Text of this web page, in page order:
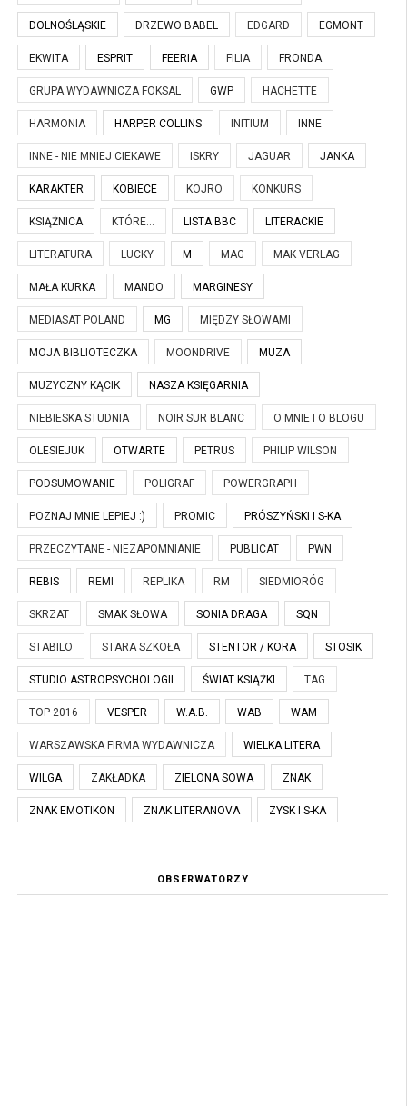
DOLNOŚLĄSKIE DRZEWO BABEL EDGARD EGMONT
EKWITA ESPRIT FEERIA FILIA FRONDA
GRUPA WYDAWNICZA FOKSAL GWP HACHETTE
HARMONIA HARPER COLLINS INITIUM INNE
INNE - NIE MNIEJ CIEKAWE ISKRY JAGUAR JANKA
KARAKTER KOBIECE KOJRO KONKURS
KSIĄŻNICA KTÓRE... LISTA BBC LITERACKIE
LITERATURA LUCKY M MAG MAK VERLAG
MAŁA KURKA MANDO MARGINESY
MEDIASAT POLAND MG MIĘDZY SŁOWAMI
MOJA BIBLIOTECZKA MOONDRIVE MUZA
MUZYCZNY KĄCIK NASZA KSIĘGARNIA
NIEBIESKA STUDNIA NOIR SUR BLANC O MNIE I O BLOGU
OLESIEJUK OTWARTE PETRUS PHILIP WILSON
PODSUMOWANIE POLIGRAF POWERGRAPH
POZNAJ MNIE LEPIEJ :) PROMIC PRÓSZYŃSKI I S-KA
PRZECZYTANE - NIEZAPOMNIANIE PUBLICAT PWN
REBIS REMI REPLIKA RM SIEDMIORÓG
SKRZAT SMAK SŁOWA SONIA DRAGA SQN
STABILO STARA SZKOŁA STENTOR / KORA STOSIK
STUDIO ASTROPSYCHOLOGII ŚWIAT KSIĄŻKI TAG
TOP 2016 VESPER W.A.B. WAB WAM
WARSZAWSKA FIRMA WYDAWNICZA WIELKA LITERA
WILGA ZAKŁADKA ZIELONA SOWA ZNAK
ZNAK EMOTIKON ZNAK LITERANOVA ZYSK I S-KA
OBSERWATORZY